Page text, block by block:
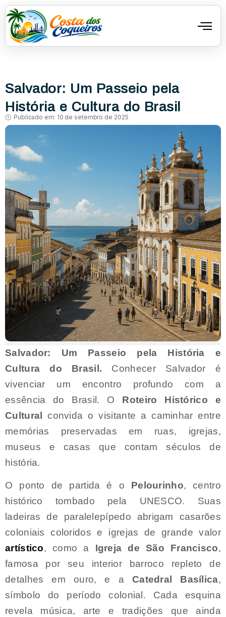
Salvador: Um Passeio pela
História e Cultura do Brasil
Publicado em: 10 de setembro de 2025
Salvador: Um Passeio pela História e
Cultura do Brasil. Conhecer Salvador é
vivenciar um encontro profundo com a
essência do Brasil. O Roteiro Histórico e
Cultural
convida o visitante a caminhar entre
memórias preservadas em ruas, igrejas,
museus e casas que contam séculos de
história.
O ponto de partida é o Pelourinho, centro
histórico tombado pela UNESCO. Suas
ladeiras de paralelepípedo abrigam casarões
coloniais coloridos e igrejas de grande valor
artístico, como a Igreja de São Francisco,
famosa por seu interior barroco repleto de
detalhes em ouro, e a Catedral Basílica,
símbolo do período colonial. Cada esquina
revela música, arte e tradições que ainda